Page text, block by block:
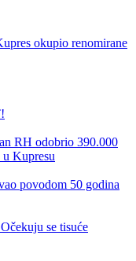
okupio renomirane
RH odobrio 390.000
Kupresu
povodom 50 godina
se tisuće